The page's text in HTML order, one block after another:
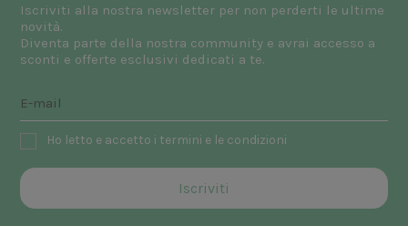
Iscriviti alla nostra newsletter per non perderti le ultime
novità.
Diventa parte della nostra community e avrai accesso a
sconti e offerte esclusivi dedicati a te.
Ho letto e accetto i termini e le condizioni